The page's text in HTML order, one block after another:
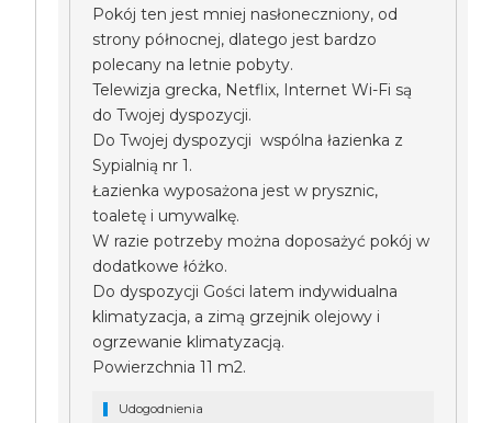
Pokój ten jest mniej nasłoneczniony, od
strony północnej, dlatego jest bardzo
polecany na letnie pobyty.
Telewizja grecka, Netflix, Internet Wi-Fi są
do Twojej dyspozycji.
Do Twojej dyspozycji wspólna łazienka z
Sypialnią nr 1.
Łazienka wyposażona jest w prysznic,
toaletę i umywalkę.
W razie potrzeby można doposażyć pokój w
dodatkowe łóżko.
Do dyspozycji Gości latem indywidualna
klimatyzacja, a zimą grzejnik olejowy i
ogrzewanie klimatyzacją.
Powierzchnia 11 m2.
Udogodnienia